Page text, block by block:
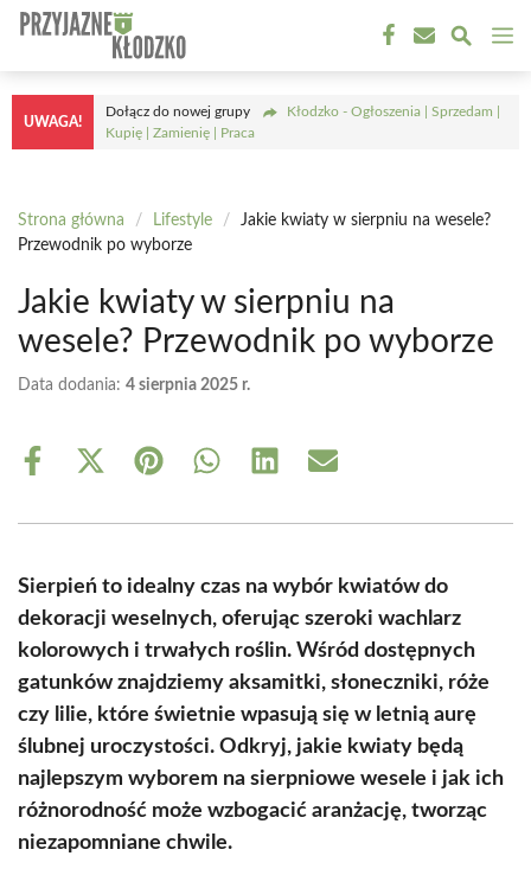
Przejdź
treści
UWAGA!
Dołącz do nowej grupy
Kłodzko - Ogłoszenia | Sprzedam |
Kupię | Zamienię | Praca
Strona główna / Lifestyle /
Jakie kwiaty w sierpniu na wesele?
Przewodnik po wyborze
Jakie kwiaty w sierpniu na
wesele? Przewodnik po wyborze
Data dodania: 4 sierpnia 2025 r.
Share
Share
(Twitter)
Share Share Share Share
Sierpień to idealny czas na wybór kwiatów do
dekoracji weselnych, oferując szeroki wachlarz
kolorowych i trwałych roślin. Wśród dostępnych
gatunków znajdziemy aksamitki, słoneczniki, róże
czy lilie, które świetnie wpasują się w letnią aurę
ślubnej uroczystości. Odkryj, jakie kwiaty będą
najlepszym wyborem na sierpniowe wesele i jak ich
różnorodność może wzbogacić aranżację, tworząc
niezapomniane chwile.